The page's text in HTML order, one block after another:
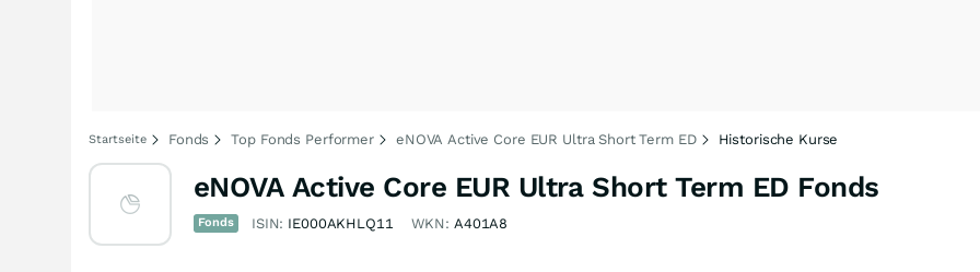
Startseite Fonds Top Fonds Performer eNOVA Active Core EUR Ultra Short Term ED Historische Kurse
eNOVA Active Core EUR Ultra Short Term ED Fonds
Fonds ISIN: IE000AKHLQ11 WKN: A401A8